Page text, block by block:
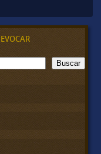
Buscar